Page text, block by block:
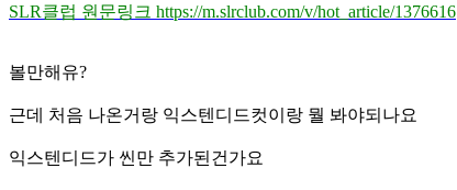
SLR클럽 원문링크 https://m.slrclub.com/v/hot_article/1376616
볼만해유?
근데 처음 나온거랑 익스텐디드컷이랑 뭘 봐야되나요
익스텐디드가 씬만 추가된건가요